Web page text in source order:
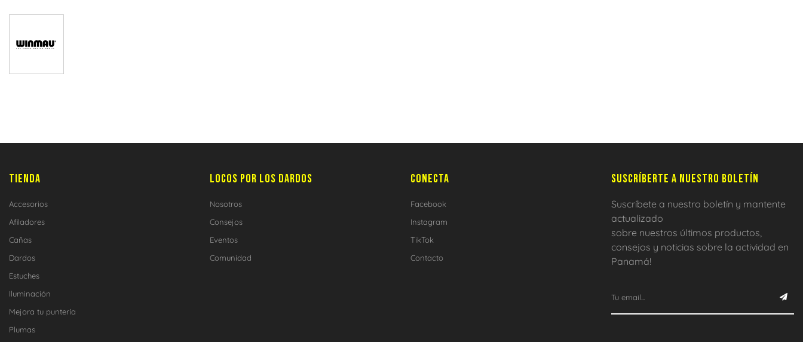
TIENDA
Accesorios
Afiladores
Cañas
Dardos
Estuches
Iluminación
Mejora tu puntería
Plumas
LOCOS POR LOS DARDOS
Nosotros
Consejos
Eventos
Comunidad
CONECTA
Facebook
Instagram
TikTok
Contacto
SUSCRÍBERTE A NUESTRO BOLETÍN
Suscríbete a nuestro boletín y mantente
actualizado
sobre nuestros últimos productos,
consejos y noticias sobre la actividad en
Panamá!